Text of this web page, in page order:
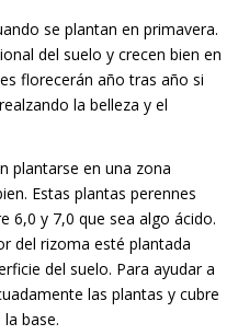
se plantan en primavera.
del suelo y crecen bien en
florecerán año tras año si
la belleza y el
plantarse en una zona
Estas plantas perennes
6,0 y 7,0 que sea algo ácido.
del rizoma esté plantada
del suelo. Para ayudar a
las plantas y cubre
base.